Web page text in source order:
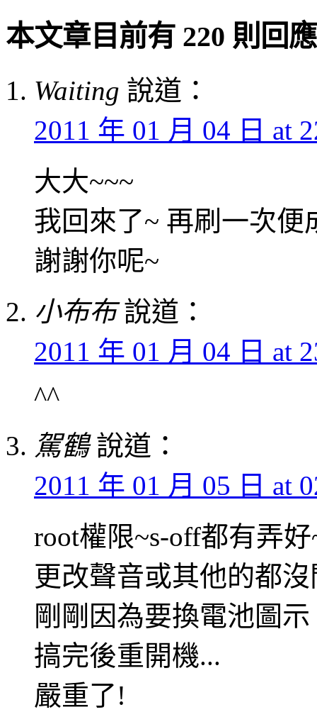
本文章目前有 220 則回應
Waiting 說道：
2011 年 01 月 04 日 at
大大~~~
我回來了~ 再刷一次便
謝謝你呢~
小布布 說道：
2011 年 01 月 04 日 at
^^
駕鶴 說道：
2011 年 01 月 05 日 at
root權限~s-off都有弄好
更改聲音或其他的都沒
剛剛因為要換電池圖示
搞完後重開機...
嚴重了!